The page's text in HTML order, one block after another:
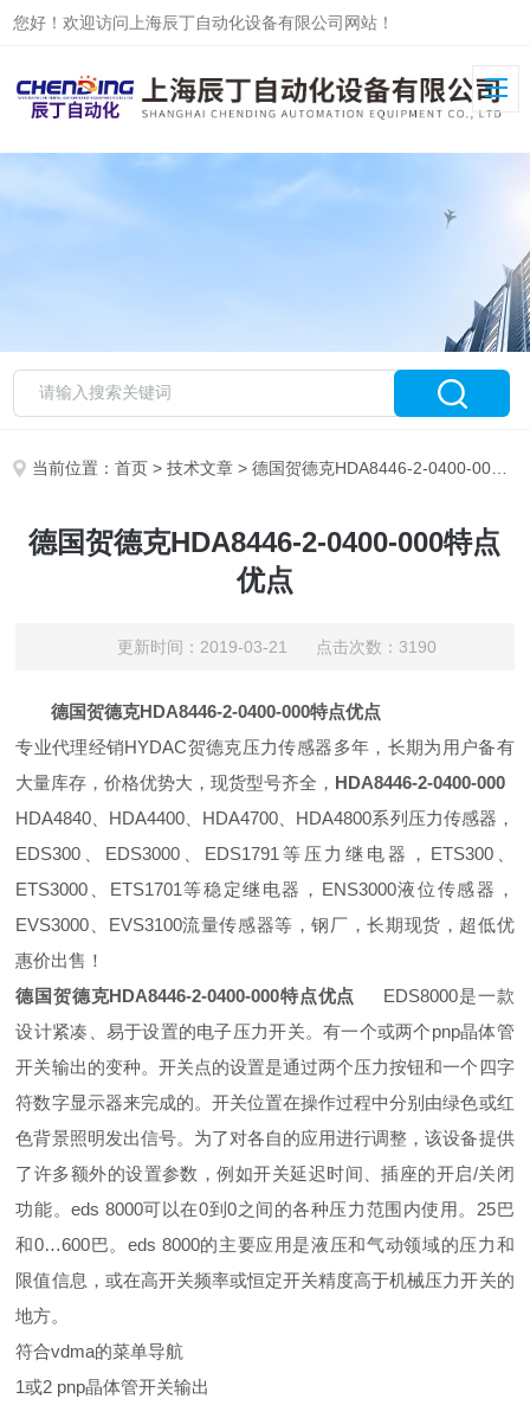
您好！欢迎访问上海辰丁自动化设备有限公司网站！
当前位置：首页 >技术文章 > 德国贺德克HDA8446-2-0400-000特点优点
德国贺德克HDA8446-2-0400-000特点
优点
更新时间：2019-03-21 点击次数：3190
德国贺德克HDA8446-2-0400-000特点优点
专业代理经销HYDAC贺德克压力传感器多年，长期为用户备有
大量库存，价格优势大，现货型号齐全， HDA8446-2-0400-000
HDA4840、HDA4400、HDA4700、HDA4800系列压力传感器，
EDS300、EDS3000、EDS1791等压力继电器，ETS300、
ETS3000、ETS1701等稳定继电器，ENS3000液位传感器，
EVS3000、EVS3100流量传感器等，钢厂，长期现货，超低优
惠价出售！
德国贺德克HDA8446-2-0400-000特点优点
EDS8000是一款
设计紧凑、易于设置的电子压力开关。有一个或两个pnp晶体管
开关输出的变种。开关点的设置是通过两个压力按钮和一个四字
符数字显示器来完成的。开关位置在操作过程中分别由绿色或红
色背景照明发出信号。为了对各自的应用进行调整，该设备提供
了许多额外的设置参数，例如开关延迟时间、插座的开启/关闭
功能。eds 8000可以在0到0之间的各种压力范围内使用。25巴
和0…600巴。eds 8000的主要应用是液压和气动领域的压力和
限值信息，或在高开关频率或恒定开关精度高于机械压力开关的
地方。
符合vdma的菜单导航
1或2 pnp晶体管开关输出